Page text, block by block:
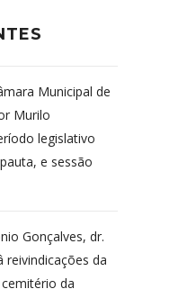
Municipal de
Murilo
legislativo
e sessão
Gonçalves, dr.
reivindicações da
da